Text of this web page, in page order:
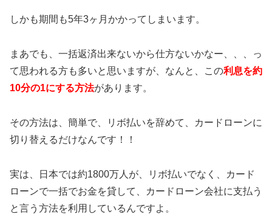
しかも期間も5年3ヶ月かかってしまいます。
まあでも、一括返済出来ないから仕方ないかなー、、、っ
て思われる方も多いと思いますが、なんと、この利息を約
10分の1にする方法があります。
その方法は、簡単で、リボ払いを辞めて、カードローンに
切り替えるだけなんです！！
実は、日本では約1800万人が、リボ払いでなく、カード
ローンで一括でお金を貸して、カードローン会社に支払う
と言う方法を利用しているんですよ。